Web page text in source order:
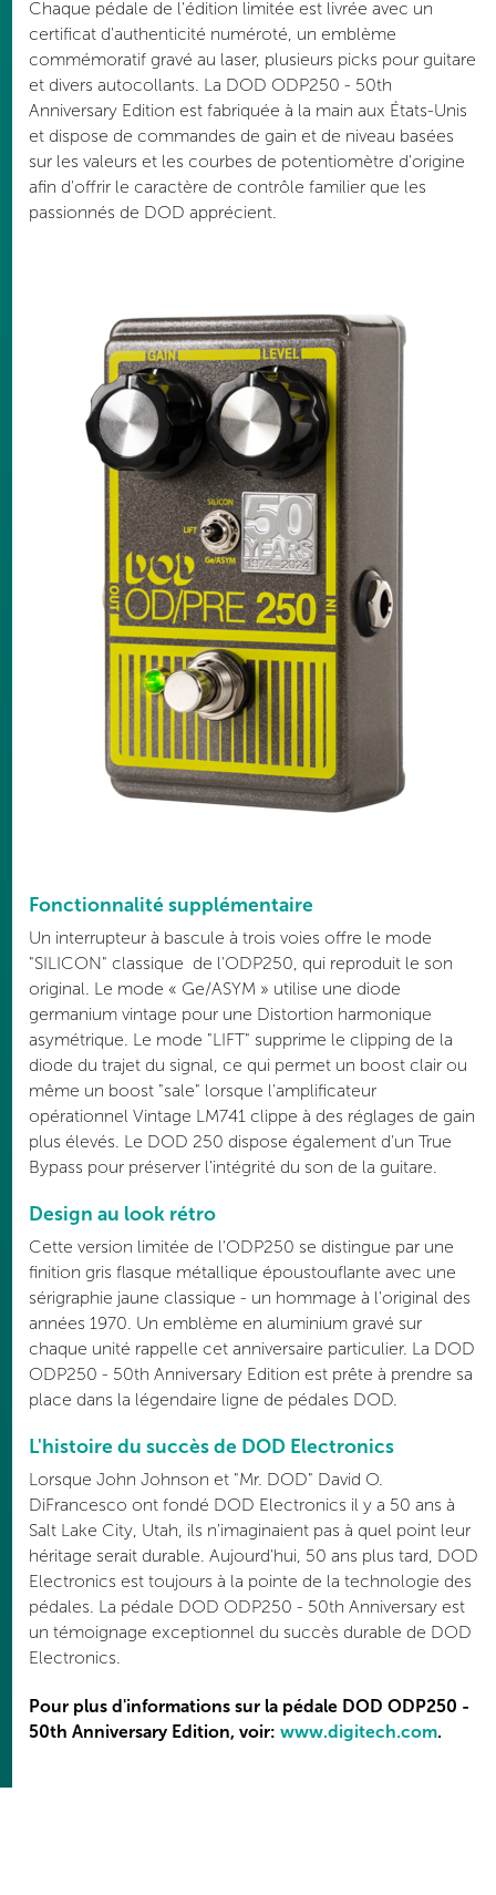
Chaque pédale de l'édition limitée est livrée avec un
certificat d'authenticité numéroté, un emblème
commémoratif gravé au laser, plusieurs picks pour guitare
et divers autocollants. La DOD ODP250 - 50th
Anniversary Edition est fabriquée à la main aux États-Unis
et dispose de commandes de gain et de niveau basées
sur les valeurs et les courbes de potentiomètre d'origine
afin d'offrir le caractère de contrôle familier que les
passionnés de DOD apprécient.
Fonctionnalité supplémentaire
Un interrupteur à bascule à trois voies offre le mode
"SILICON" classique de l'ODP250, qui reproduit le son
original. Le mode « Ge/ASYM » utilise une diode
germanium vintage pour une Distortion harmonique
asymétrique. Le mode "LIFT" supprime le clipping de la
diode du trajet du signal, ce qui permet un boost clair ou
même un boost "sale" lorsque l'amplificateur
opérationnel Vintage LM741 clippe à des réglages de gain
plus élevés. Le DOD 250 dispose également d'un True
Bypass pour préserver l'intégrité du son de la guitare.
Design au look rétro
Cette version limitée de l'ODP250 se distingue par une
finition gris flasque métallique époustouflante avec une
sérigraphie jaune classique - un hommage à l'original des
années 1970. Un emblème en aluminium gravé sur
chaque unité rappelle cet anniversaire particulier. La DOD
ODP250 - 50th Anniversary Edition est prête à prendre sa
place dans la légendaire ligne de pédales DOD.
L'histoire du succès de DOD Electronics
Lorsque John Johnson et "Mr. DOD" David O.
DiFrancesco ont fondé DOD Electronics il y a 50 ans à
Salt Lake City, Utah, ils n'imaginaient pas à quel point leur
héritage serait durable. Aujourd'hui, 50 ans plus tard, DOD
Electronics est toujours à la pointe de la technologie des
pédales. La pédale DOD ODP250 - 50th Anniversary est
un témoignage exceptionnel du succès durable de DOD
Electronics.
Pour plus d'informations sur la pédale DOD ODP250 -
50th Anniversary Edition, voir: www.digitech.com.